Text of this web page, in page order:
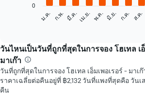
แผนภูมิ
แสดง
ราคา
เฉลี่ย
ของ
ห้อง
ม.ค. ก.พ. มี.ค.เม.ย. พ.ค. มิ.ย. ก.ค. ส.ค.
0
วันไหนเป็นวันที่ถูกที่สุดในการจอง โฮเทล เ
มาเก๊า
วันที่ถูกที่สุดในการจอง โฮเทล เอ็มเพอเรอร์ - มา
ราคาเฉลี่ยต่อคืนอยู่ที่ ฿2,132 วันที่แพงที่สุดคือ วันเ
คืน